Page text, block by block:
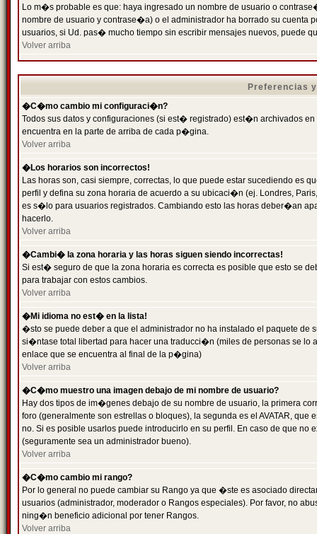
Lo m�s probable es que: haya ingresado un nombre de usuario o
nombre de usuario y contrase�a) o el administrador ha borrado su
usuarios, si Ud. pas� mucho tiempo sin escribir mensajes nuevos, puede
Volver arriba
Preferencias
�C�mo cambio mi configuraci�n?
Todos sus datos y configuraciones (si est� registrado) est�n archivados
encuentra en la parte de arriba de cada p�gina.
Volver arriba
�Los horarios son incorrectos!
Las horas son, casi siempre, correctas, lo que puede estar sucediendo es
perfil y defina su zona horaria de acuerdo a su ubicaci�n (ej. Londres,
es s�lo para usuarios registrados. Cambiando esto las horas deber�an
hacerlo.
Volver arriba
�Cambi� la zona horaria y las horas siguen siendo incorrectas!
Si est� seguro de que la zona horaria es correcta es posible que esto se
para trabajar con estos cambios.
Volver arriba
�Mi idioma no est� en la lista!
�sto se puede deber a que el administrador no ha instalado el paquete
si�ntase total libertad para hacer una traducci�n (miles de personas se
enlace que se encuentra al final de la p�gina)
Volver arriba
�C�mo muestro una imagen debajo de mi nombre de usuario?
Hay dos tipos de im�genes debajo de su nombre de usuario, la primera
foro (generalmente son estrellas o bloques), la segunda es el AVATAR,
no. Si es posible usarlos puede introducirlo en su perfil. En caso de que
(seguramente sea un administrador bueno).
Volver arriba
�C�mo cambio mi rango?
Por lo general no puede cambiar su Rango ya que �ste es asociado
usuarios (administrador, moderador o Rangos especiales). Por favor, no
ning�n beneficio adicional por tener Rangos.
Volver arriba